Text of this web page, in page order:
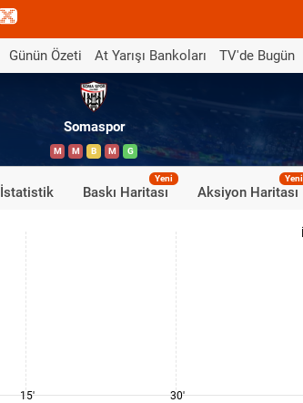
Günün Özeti At Yarışı Bankoları TV'de Bugün
Somaspor
M M B M G
İstatistik Baskı Haritası
Yeni
Aksiyon Haritası
Yeni
15' 30'